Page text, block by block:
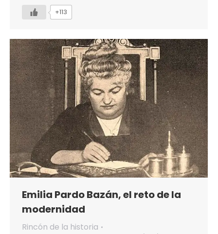
+113
Emilia Pardo Bazán, el reto de la
modernidad
Rincón de la historia